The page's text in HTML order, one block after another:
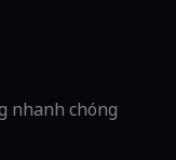
nhanh chóng